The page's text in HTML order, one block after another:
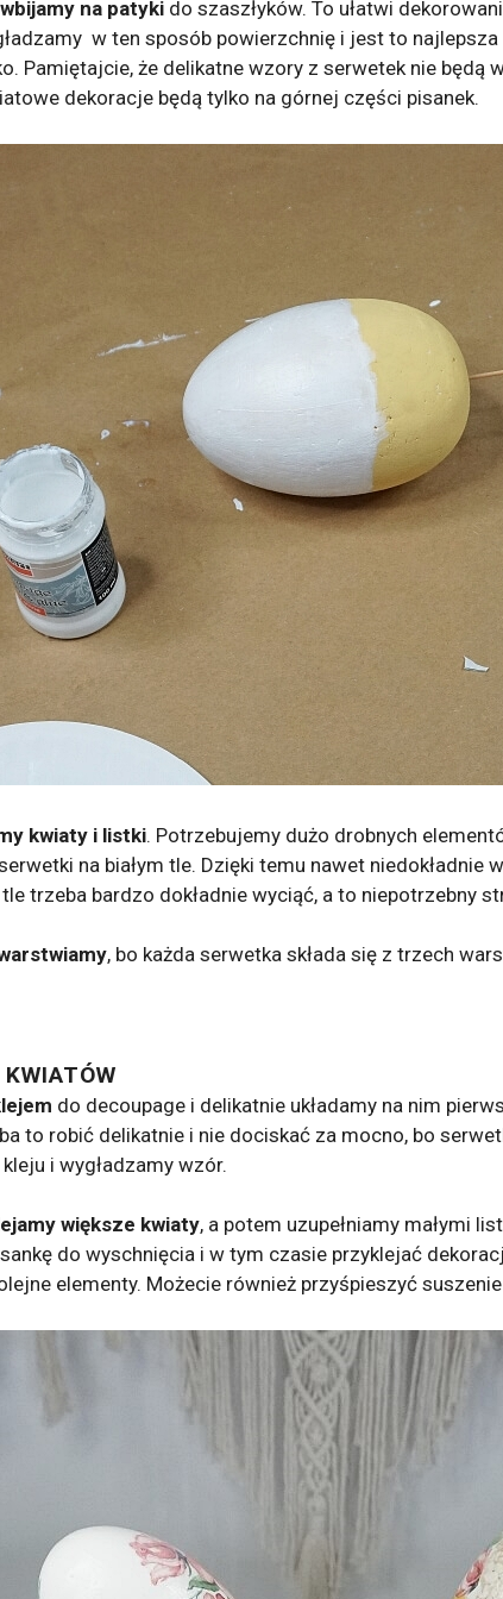
na patyki do szaszłyków. To ułatwi
w ten sposób powierzchnię i jest to
Pamiętajcie, że delikatne wzory z serwetek nie
dekoracje będą tylko na górnej części pisanek.
kwiaty i listki. Potrzebujemy dużo drobnych
na białym tle. Dzięki temu nawet
trzeba bardzo dokładnie wyciąć, a to niepotrzebny
, bo każda serwetka składa się z trzech
do decoupage i delikatnie układamy na nim
to robić delikatnie i nie dociskać za mocno, bo
i wygładzamy wzór.
większe kwiaty, a potem uzupełniamy małymi
do wyschnięcia i w tym czasie przyklejać
elementy. Możecie również przyśpieszyć